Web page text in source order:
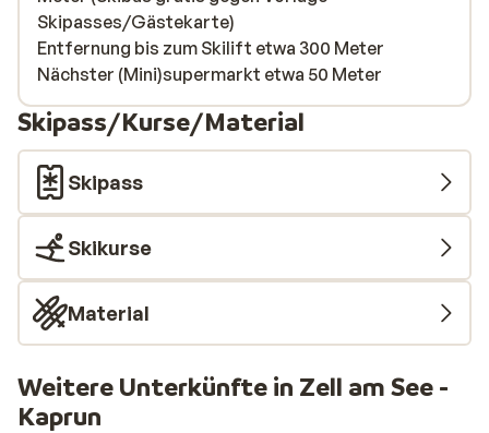
Skipasses/Gästekarte)
Entfernung bis zum Skilift etwa 300 Meter
Nächster (Mini)supermarkt etwa 50 Meter
Skipass/Kurse/Material
Skipass
Skikurse
Material
Weitere Unterkünfte in Zell am See -
Kaprun